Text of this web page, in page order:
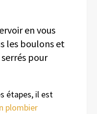
en vous
les boulons et
pour
étapes, il est
plombier